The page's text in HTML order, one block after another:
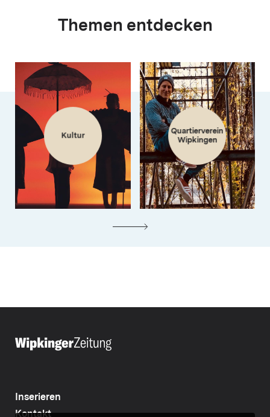
Themen entdecken
Kultur
Quartierverein
Wipkingen
Inserieren
Kontakt